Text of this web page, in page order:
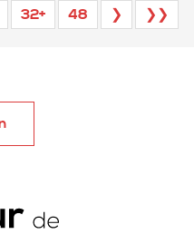
32+ 48 ❯ ❯❯